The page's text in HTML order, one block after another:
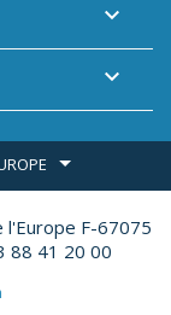


l'Europe F-67075
88 41 20 00